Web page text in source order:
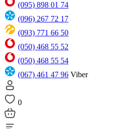
(095) 898 01 74
(096) 267 72 17
(093) 771 66 50
(050) 468 55 52
(050) 468 55 54
(067) 461 47 96 Viber
0